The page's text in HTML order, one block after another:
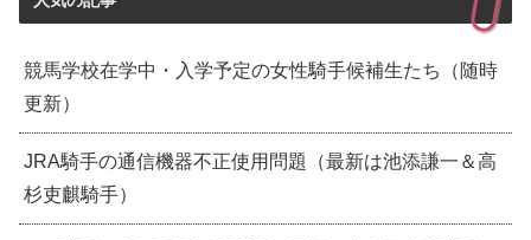
競馬学校在学中・入学予定の女性騎手候補生たち（随時
更新）
JRA騎手の通信機器不正使用問題（最新は池添謙一＆高
杉吏麒騎手）